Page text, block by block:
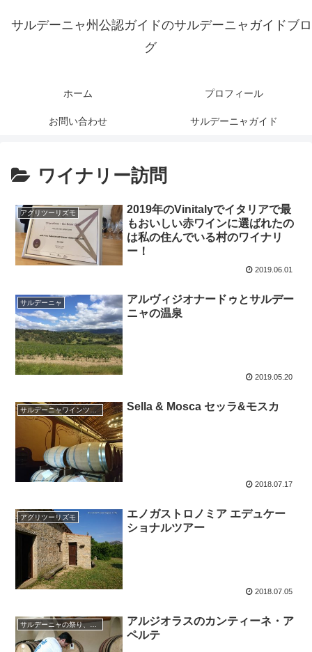
サルデーニャ州公認ガイドのサルデーニャガイドブロ
グ
ホーム プロフィール
お問い合わせ サルデーニャガイド
ワイナリー訪問
アグリツーリズモ
2019年のVinitalyでイタリアで最
もおいしい赤ワインに選ばれたの
は私の住んでいる村のワイナリ
ー！
2019.06.01
サルデーニャ
アルヴィジオナードゥとサルデー
ニャの温泉
2019.05.20
サルデーニャワインツアー Sella & Mosca セッラ&モスカ
2018.07.17
アグリツーリズモ
エノガストロノミア エデュケー
ショナルツアー
2018.07.05
サルデーニャの祭り、イベント
アルジオラスのカンティーネ・ア
ペルテ